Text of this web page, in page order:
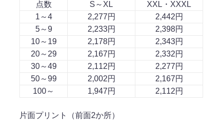
点数
S～XL
XXL・XXXL
1～4
2,277円
2,442円
5～9
2,233円
2,398円
10～19
2,178円
2,343円
20～29
2,167円
2,332円
30～49
2,112円
2,277円
50～99
2,002円
2,167円
100～
1,947円 2,112円
片面プリント（前面2か所）